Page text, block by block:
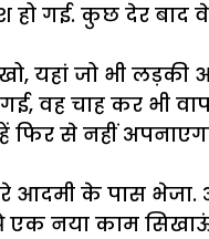
गई. कुछ देर बाद
यहां जो भी
वह चाह कर भी
फिर से नहीं
आदमी के पास
नया काम